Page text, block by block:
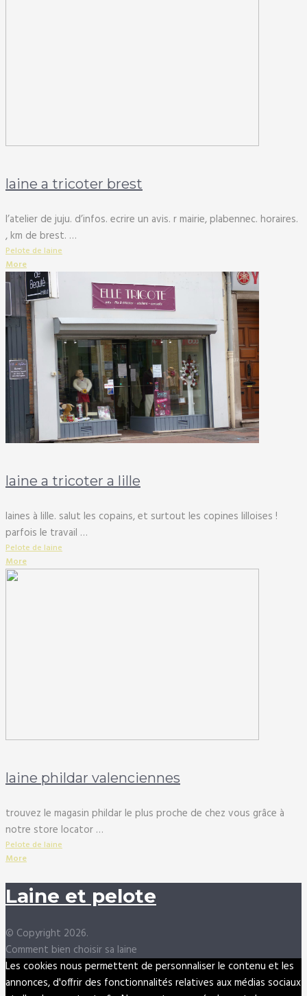
laine a tricoter brest
l’atelier de juju. d’infos. ecrire un avis. r mairie, plabennec. horaires.
, km de brest. …
Pelote de laine
More
laine a tricoter a lille
laines à lille. salut les copains, et surtout les copines lilloises !
parfois le travail …
Pelote de laine
More
laine phildar valenciennes
trouvez le magasin phildar le plus proche de chez vous grâce à
notre store locator …
Pelote de laine
More
Laine et pelote
© Copyright 2026.
Comment bien choisir sa laine
Les cookies nous permettent de personnaliser le contenu et les
annonces, d'offrir des fonctionnalités relatives aux médias sociaux